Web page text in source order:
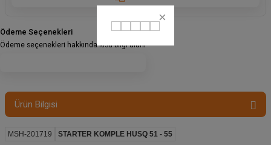
Ödeme Seçenekleri
Ödeme seçenekleri hakkında kısa bilgi alanı
Ürün Bilgisi
MSH-201719 STARTER KOMPLE HUSQ 51 - 55